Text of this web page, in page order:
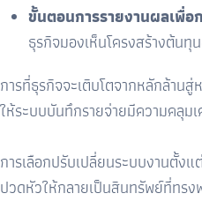
ขั้นตอนการรายงานผลเพื่
ธุรกิจมองเห็นโครงสร้างต้นทุ
การที่ธุรกิจจะเติบโตจากหลักล้าน
ให้ระบบบันทึกรายจ่ายมีความคลุม
การเลือกปรับเปลี่ยนระบบงานตั้
ปวดหัวให้กลายเป็นสินทรัพย์ที่ทร